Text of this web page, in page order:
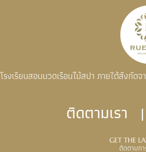
โรงเรียนสอนนวดเรือนไม้สปา ภายใต้สังกัด
ติดตามเรา |
GET THE
ติดตามก